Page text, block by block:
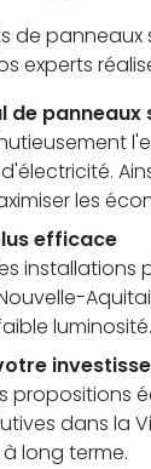
de
experts
de panneaux
les
efficace
installations
luminosité.
propositions
dans la
long terme.